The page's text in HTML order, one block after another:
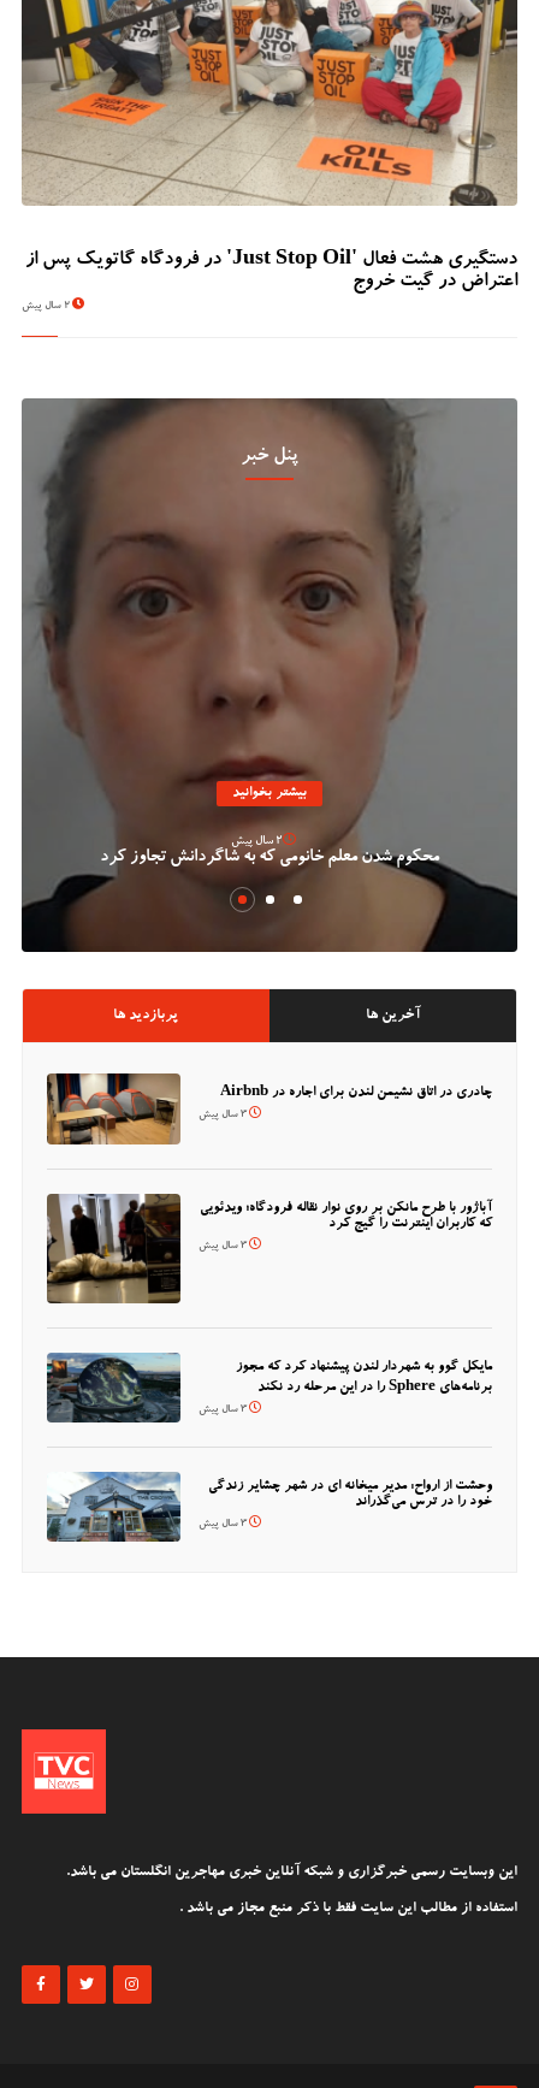
دستگیری هشت فعال 'Just Stop Oil' در فرودگاه گاتویک پس از
اعتراض در گیت خروج
2 سال پیش
پنل خبر
بیشتر بخوانید
محکوم شدن معلم خانومی که به شاگردانش تجاوز کرد
2 سال پیش
پربازدید ها آخرین ها
چادری در اتاق نشیمن لندن برای اجاره در Airbnb
3 سال پیش
آباژور با طرح مانکن بر روی نوار نقاله فرودگاه؛ ویدئویی
که کاربران اینترنت را گیج کرد
3 سال پیش
مایکل گوو به شهردار لندن پیشنهاد کرد که مجوز
برنامه‌های Sphere را در این مرحله رد نکند
3 سال پیش
وحشت از ارواح: مدیر میخانه ای در شهر چشایر زندگی
خود را در ترس می‌گذراند
3 سال پیش
این وبسایت رسمی خبرگزاری و شبکه آنلاین خبری مهاجرین انگلستان می باشد.
استفاده از مطالب این سایت فقط با ذکر منبع مجاز می باشد .